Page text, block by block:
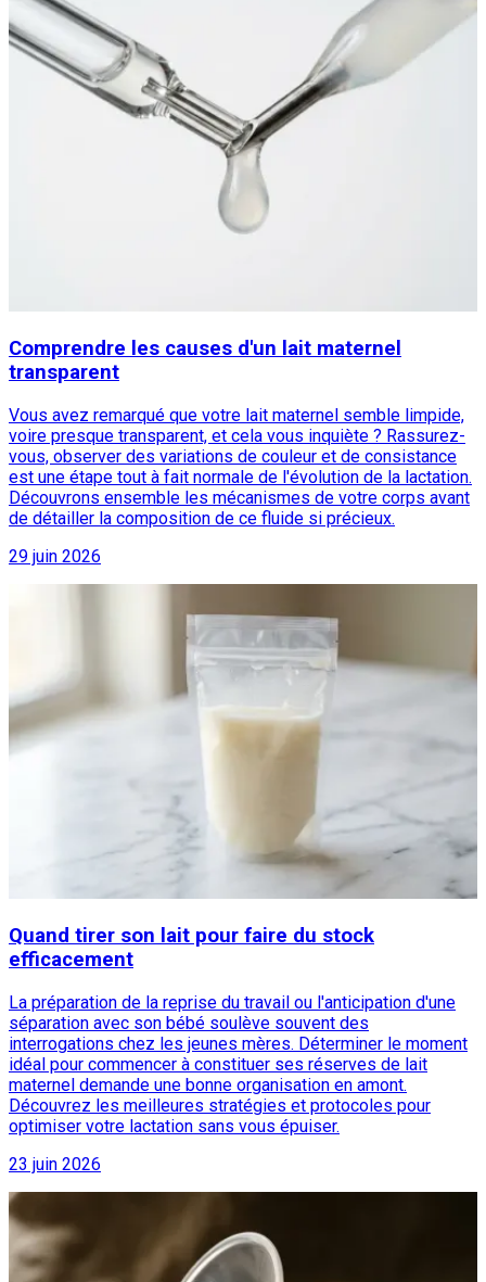
Comprendre les causes d'un lait maternel
transparent
Vous avez remarqué que votre lait maternel semble limpide,
voire presque transparent, et cela vous inquiète ? Rassurez-
vous, observer des variations de couleur et de consistance
est une étape tout à fait normale de l'évolution de la lactation.
Découvrons ensemble les mécanismes de votre corps avant
de détailler la composition de ce fluide si précieux.
29 juin 2026
Quand tirer son lait pour faire du stock
efficacement
La préparation de la reprise du travail ou l'anticipation d'une
séparation avec son bébé soulève souvent des
interrogations chez les jeunes mères. Déterminer le moment
idéal pour commencer à constituer ses réserves de lait
maternel demande une bonne organisation en amont.
Découvrez les meilleures stratégies et protocoles pour
optimiser votre lactation sans vous épuiser.
23 juin 2026